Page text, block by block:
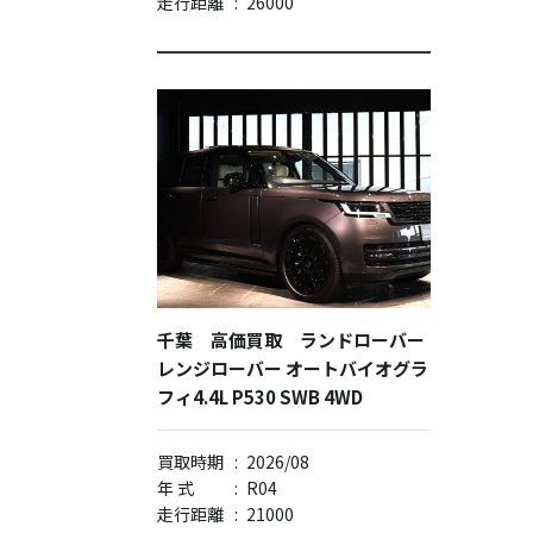
千葉 高価買取 ランドローバー
レンジローバー オートバイオグラ
フィ4.4L P530 SWB 4WD
買取時期 : 2026/08
年 式
: R04
走行距離 : 21000